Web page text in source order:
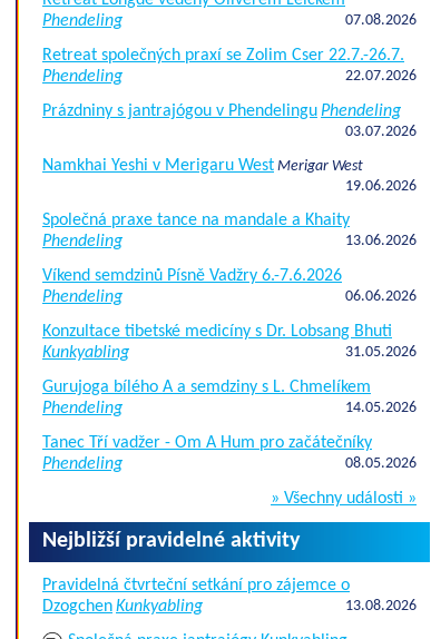
Phendeling
07.08.2026
Retreat společných praxí se Zolim Cser 22.7.-26.7.
Phendeling
22.07.2026
Prázdniny s jantrajógou v PhendelinguPhendeling
03.07.2026
Namkhai Yeshi v Merigaru West Merigar West
19.06.2026
Společná praxe tance na mandale a Khaity
Phendeling
13.06.2026
Víkend semdzinů Písně Vadžry 6.-7.6.2026
Phendeling
06.06.2026
Konzultace tibetské medicíny s Dr. Lobsang Bhuti
Kunkyabling
31.05.2026
Gurujoga bílého A a semdziny s L. Chmelíkem
Phendeling
14.05.2026
Tanec Tří vadžer - Om A Hum pro začátečníky
Phendeling
08.05.2026
» Všechny události »
Nejbližší pravidelné aktivity
Pravidelná čtvrteční setkání pro zájemce o
DzogchenKunkyabling 13.08.2026